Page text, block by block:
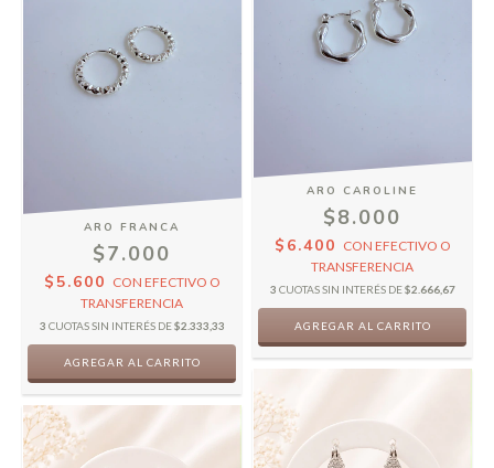
ARO FRANCA
$7.000
$5.600 CON EFECTIVO O
TRANSFERENCIA
3 CUOTAS SIN INTERÉS DE$2.333,33
ARO CAROLINE
$8.000
$6.400 CON EFECTIVO O
TRANSFERENCIA
3 CUOTAS SIN INTERÉS DE$2.666,67